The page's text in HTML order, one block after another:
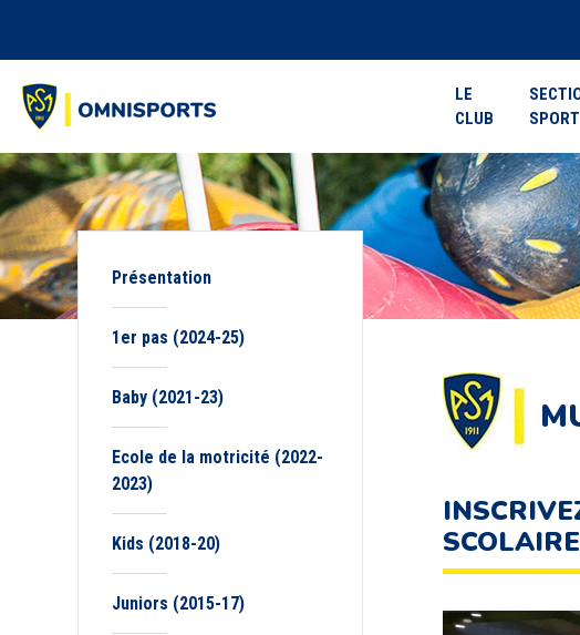
LE
CLUB
Présentation
1er pas (2024-25)
Baby (2021-23)
Ecole de la motricité (2022-
2023)
Kids (2018-20)
Juniors (2015-17)
SCOLAIRE